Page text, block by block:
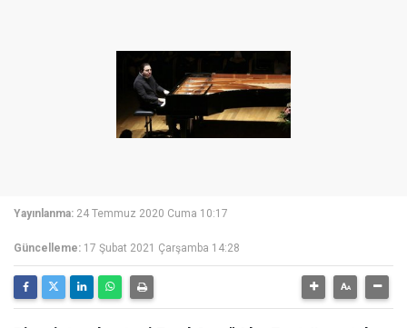
Yayınlanma: 24 Temmuz 2020 Cuma 10:17
Güncelleme: 17 Şubat 2021 Çarşamba 14:28